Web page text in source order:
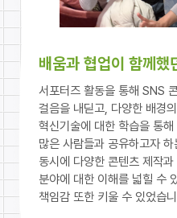
전체
공통
충남대학교
서울대학교
경희대학교
전남대학교
연암대학교
배움과 협업이 함께했
서포터즈 활동을 통해 SNS
걸음을 내딛고, 다양한 배경
혁신기술에 대한 학습을 통
많은 사람들과 공유하고자
동시에 다양한 콘텐츠 제작
분야에 대한 이해를 넓힐 수
책임감 또한 키울 수 있었습